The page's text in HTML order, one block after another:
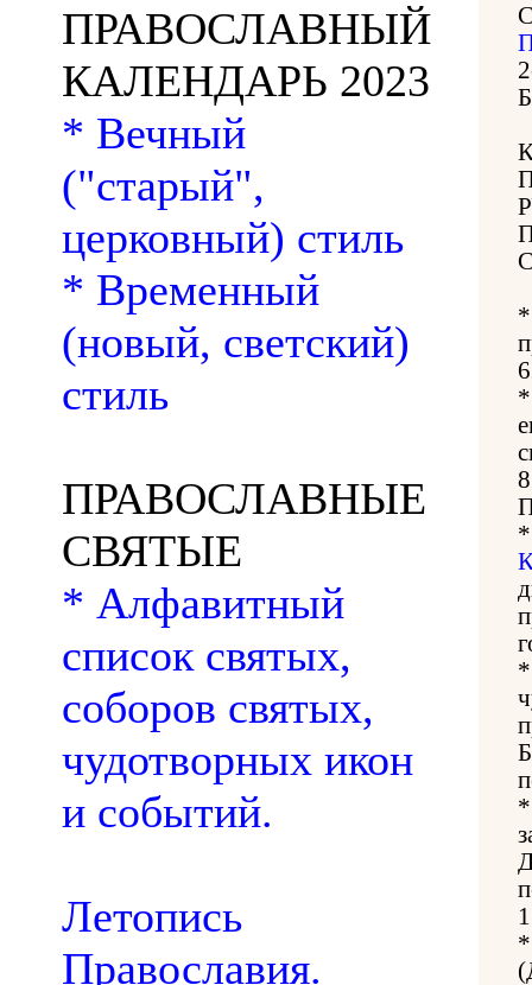
ПРАВОСЛАВНЫЙ
КАЛЕНДАРЬ 2023
* Вечный
("старый",
церковный) стиль
* Временный
(новый, светский)
стиль
ПРАВОСЛАВНЫЕ
СВЯТЫЕ
* Алфавитный
список святых,
соборов святых,
чудотворных икон
и событий.
Летопись
Православия.